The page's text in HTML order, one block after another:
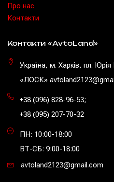
Про нас
Контакти
Контакти «AvtoLand»
Україна, м. Харків, пл.
«ЛОСК»
+38 (096) 828-96-53;
+38 (095) 207-70-32
ПН: 10:00-18:00
ВТ-СБ: 9:00-18:00
avtoland2123@gmail.com